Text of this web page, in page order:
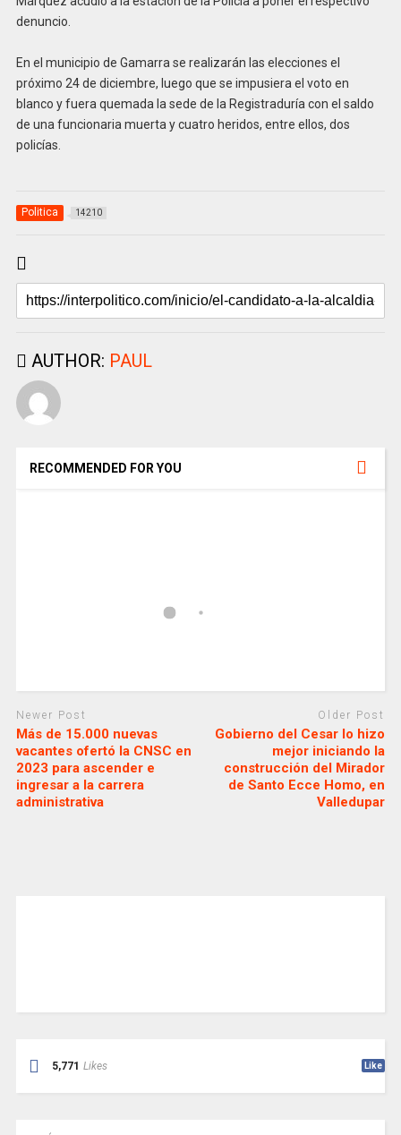
denuncio.
En el municipio de Gamarra se realizarán las elecciones el
próximo 24 de diciembre, luego que se impusiera el voto en
blanco y fuera quemada la sede de la Registraduría con el saldo
de una funcionaria muerta y cuatro heridos, entre ellos, dos
policías.
Politica 14210
AUTHOR: PAUL
RECOMMENDED FOR YOU
Newer Post
Más de 15.000 nuevas
vacantes ofertó la CNSC en
2023 para ascender e
ingresar a la carrera
administrativa
Older Post
Gobierno del Cesar lo hizo
mejor iniciando la
construcción del Mirador
de Santo Ecce Homo, en
Valledupar
5,771 Likes Like